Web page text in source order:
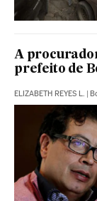
A
prefeito de
ELIZABETH REYES L.